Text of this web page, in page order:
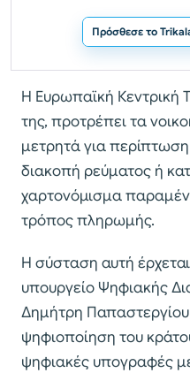
Πρόσθεσε το
Η Ευρωπαϊκή Κεντρική
της, προτρέπει τα
μετρητά για
διακοπή ρεύματος ή
χαρτονόμισμα
τρόπος πληρωμής.
Η σύσταση αυτή
υπουργείο Ψηφιακής
Δημήτρη
ψηφιοποίηση του
ψηφιακές υπογραφές